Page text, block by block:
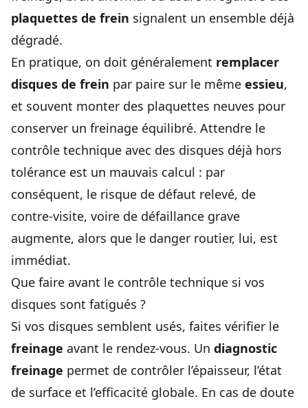
plaquettes de frein signalent un ensemble déjà
dégradé.
En pratique, on doit généralement remplacer
disques de frein par paire sur le même essieu,
et souvent monter des plaquettes neuves pour
conserver un freinage équilibré. Attendre le
contrôle technique avec des disques déjà hors
tolérance est un mauvais calcul : par
conséquent, le risque de défaut relevé, de
contre-visite, voire de défaillance grave
augmente, alors que le danger routier, lui, est
immédiat.
Que faire avant le contrôle technique si vos
disques sont fatigués ?
Si vos disques semblent usés, faites vérifier le
freinage avant le rendez-vous. Un diagnostic
freinage permet de contrôler l’épaisseur, l’état
de surface et l’efficacité globale. En cas de doute